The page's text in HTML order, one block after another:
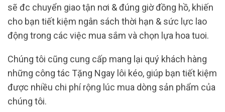
sẽ đc chuyển giao tận nơi & đúng giờ đồng hồ, khiến
cho bạn tiết kiệm ngân sách thời hạn & sức lực lao
động trong các việc mua sắm và chọn lựa hoa tuoi.
Chúng tôi cũng cung cấp mang lại quý khách hàng
những công tác Tặng Ngay lôi kéo, giúp bạn tiết kiệm
được nhiều chi phí rộng lúc mua dòng sản phẩm của
chúng tôi.